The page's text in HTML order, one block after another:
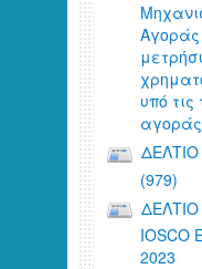
υπό
αγοράς
(979)
IOSCO
2023